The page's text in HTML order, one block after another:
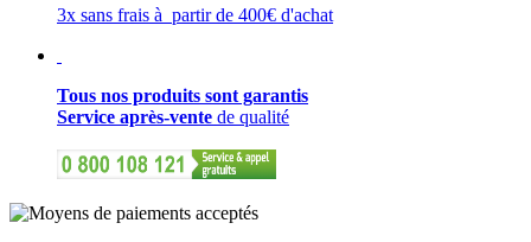
3x sans frais à partir de 400€ d'achat
Tous nos produits sont garantis
Service après-vente de qualité